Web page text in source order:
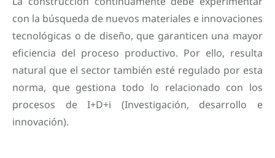
con la búsqueda de nuevos materiales e innovaciones
tecnológicas o de diseño, que garanticen una mayor
eficiencia del proceso productivo. Por ello, resulta
natural que el sector también esté regulado por esta
norma, que gestiona todo lo relacionado con los
procesos de I+D+i (Investigación, desarrollo e
innovación).